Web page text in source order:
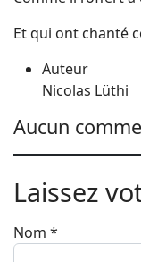
Et qui ont chanté
Auteur
Nicolas Lüthi
Aucun
Laissez
Nom *